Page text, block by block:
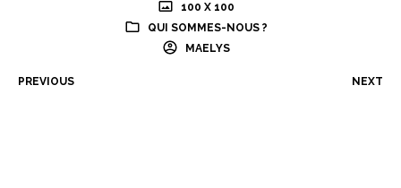
100 X 100
QUI SOMMES-NOUS ?
MAELYS
PREVIOUS NEXT